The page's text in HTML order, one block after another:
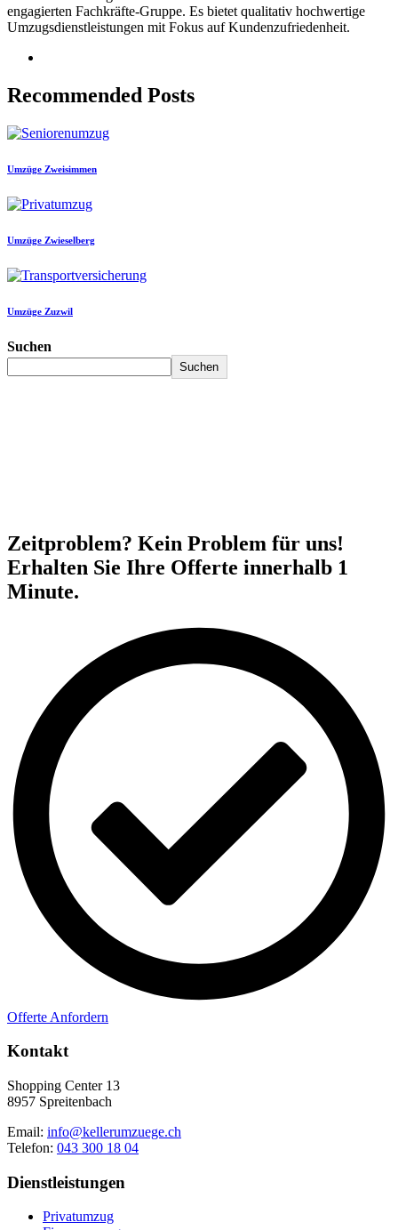
engagierten Fachkräfte-Gruppe. Es bietet qualitativ hochwertige
Umzugsdienstleistungen mit Fokus auf Kundenzufriedenheit.
Recommended Posts
Umzüge Zweisimmen
Umzüge Zwieselberg
Umzüge Zuzwil
Suchen
Suchen
Zeitproblem? Kein Problem für uns!
Erhalten Sie Ihre Offerte innerhalb 1
Minute.
Offerte Anfordern
Kontakt
Shopping Center 13
8957 Spreitenbach
Email: info@kellerumzuege.ch
Telefon: 043 300 18 04
Dienstleistungen
Privatumzug